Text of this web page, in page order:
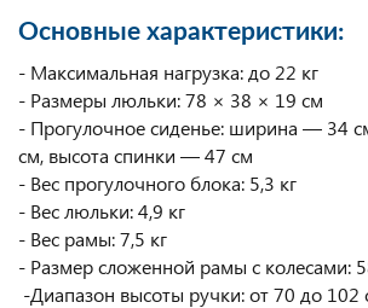
Основные характеристики:
- Максимальная нагрузка: до 22 кг
- Размеры люльки: 78 × 38 × 19 см
- Прогулочное сиденье: ширина — 34
см, высота спинки — 47 см
- Вес прогулочного блока: 5,3 кг
- Вес люльки: 4,9 кг
- Вес рамы: 7,5 кг
- Размер сложенной рамы с колесами:
-Диапазон высоты ручки: от 70 до 102